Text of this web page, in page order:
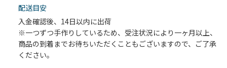
配送目安
入金確認後、14日以内に出荷
※一つずつ手作りしているため、受注状況により一ヶ月以上、
商品の到着までお待ちいただくこともございますので、ご了承
ください。